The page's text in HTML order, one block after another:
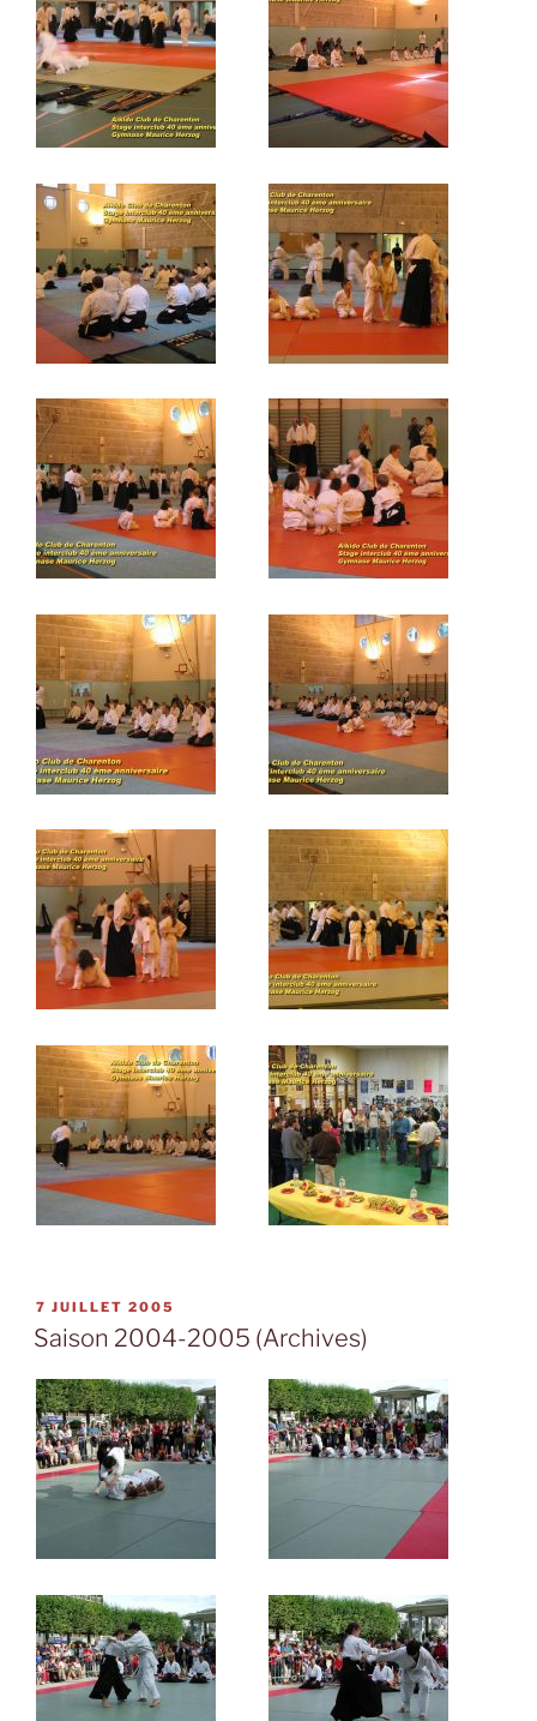
PUBLIÉ
LE
7 JUILLET 2005
Saison 2004-2005 (Archives)